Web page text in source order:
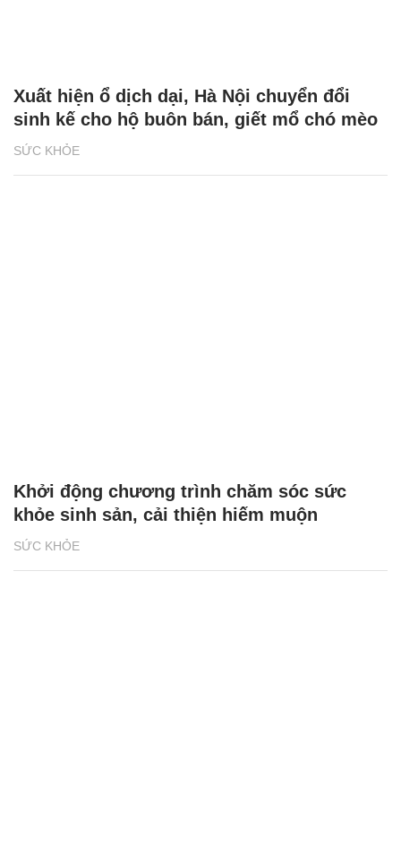
SỨC KHỎE
Xuất hiện ổ dịch dại, Hà Nội chuyển đổi
sinh kế cho hộ buôn bán, giết mổ chó mèo
SỨC KHỎE
Khởi động chương trình chăm sóc sức
khỏe sinh sản, cải thiện hiếm muộn